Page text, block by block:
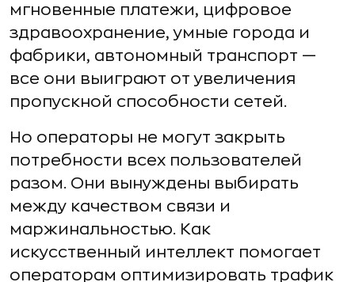
мгновенные платежи, цифровое
здравоохранение, умные города и
фабрики, автономный транспорт —
все они выиграют от увеличения
пропускной способности сетей.
Но операторы не могут закрыть
потребности всех пользователей
разом. Они вынуждены выбирать
между качеством связи и
маржинальностью. Как
искусственный интеллект помогает
операторам оптимизировать трафик